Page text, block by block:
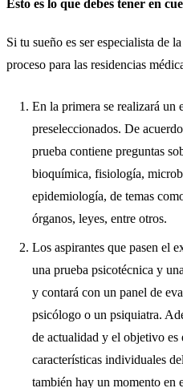
Esto es lo que debes tener en
Si tu sueño es ser especialista de
proceso para las residencias
En la primera se realizará un
preseleccionados. De
prueba contiene preguntas
bioquímica, fisiología,
epidemiología, de temas
órganos, leyes, entre otros.
Los aspirantes que pasen el
una prueba psicotécnica y
y contará con un panel de
psicólogo o un psiquiatra.
de actualidad y el objetivo
características individuales
también hay un momento en